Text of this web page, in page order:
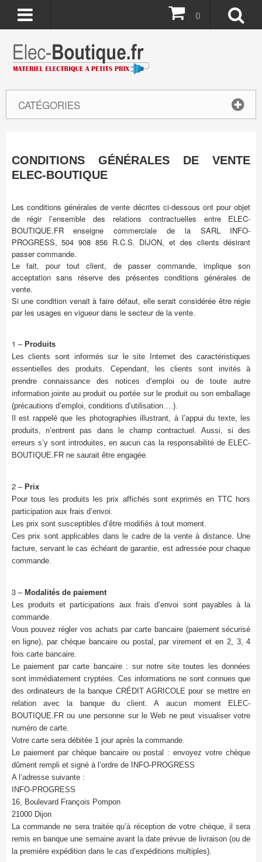
CATÉGORIES
0
CONDITIONS GÉNÉRALES DE VENTE
ELEC-BOUTIQUE
Les conditions générales de vente décrites ci-dessous ont pour objet
de régir l’ensemble des relations contractuelles entre ELEC-
BOUTIQUE.FR enseigne commerciale de la SARL INFO-
PROGRESS, 504 908 856 R.C.S. DIJON, et des clients désirant
passer commande.
Le fait, pour tout client, de passer commande, implique son
acceptation sans réserve des présentes conditions générales de
vente.
Si une condition venait à faire défaut, elle serait considérée être régie
par les usages en vigueur dans le secteur de la vente.
1 – Produits
Les clients sont informés sur le site Internet des caractéristiques
essentielles des produits. Cependant, les clients sont invités à
prendre connaissance des notices d’emploi ou de toute autre
information jointe au produit ou portée sur le produit ou son emballage
(précautions d’emploi, conditions d’utilisation….).
Il est rappelé que les photographies illustrant, à l’appui du texte, les
produits, n’entrent pas dans le champ contractuel. Aussi, si des
erreurs s’y sont introduites, en aucun cas la responsabilité de ELEC-
BOUTIQUE.FR ne saurait être engagée.
2 – Prix
Pour tous les produits les prix affichés sont exprimés en TTC hors
participation aux frais d’envoi.
Les prix sont susceptibles d’être modifiés à tout moment.
Ces prix sont applicables dans le cadre de la vente à distance. Une
facture, servant le cas échéant de garantie, est adressée pour chaque
commande.
3 – Modalités de paiement
Les produits et participations aux frais d’envoi sont payables à la
commande.
Vous pouvez régler vos achats par carte bancaire (paiement sécurisé
en ligne), par chèque bancaire ou postal, par virement et en 2, 3, 4
fois carte bancaire.
Le paiement par carte bancaire : sur notre site toutes les données
sont immédiatement cryptées. Ces informations ne sont connues que
des ordinateurs de la banque CRÉDIT AGRICOLE pour se mettre en
relation avec la banque du client. A aucun moment ELEC-
BOUTIQUE.FR ou une personne sur le Web ne peut visualiser votre
numéro de carte.
Votre carte sera débitée 1 jour après la commande.
Le paiement par chèque bancaire ou postal : envoyez votre chèque
dûment rempli et signé à l’ordre de INFO-PROGRESS
A l’adresse suivante :
INFO-PROGRESS
16, Boulevard François Pompon
21000 Dijon
La commande ne sera traitée qu’à réception de votre chèque, il sera
remis en banque une semaine avant la date prévue de livraison (ou de
la première expédition dans le cas d’expéditions multiples).